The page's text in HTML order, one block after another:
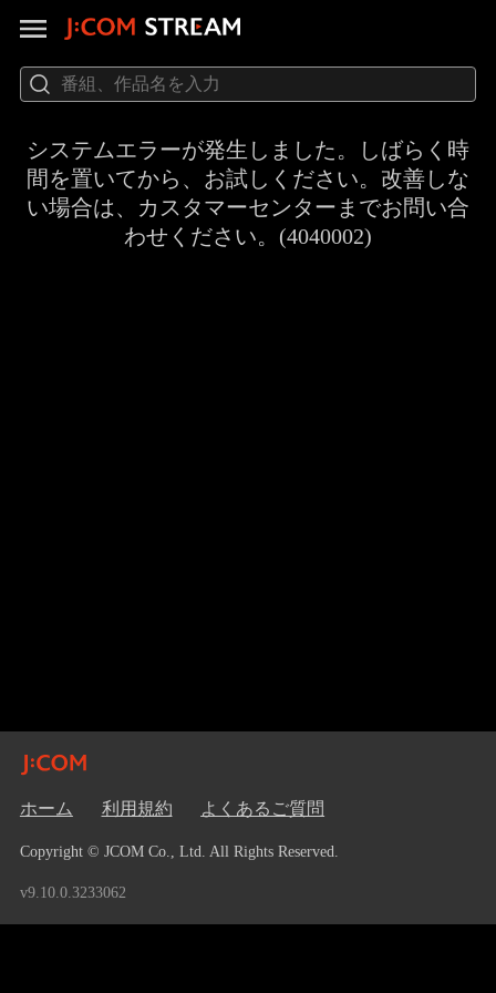
システムエラーが発生しました。しばらく時
間を置いてから、お試しください。改善しな
い場合は、カスタマーセンターまでお問い合
わせください。(4040002)
ホーム 利用規約 よくあるご質問
Copyright © JCOM Co., Ltd. All Rights Reserved.
v9.10.0.3233062